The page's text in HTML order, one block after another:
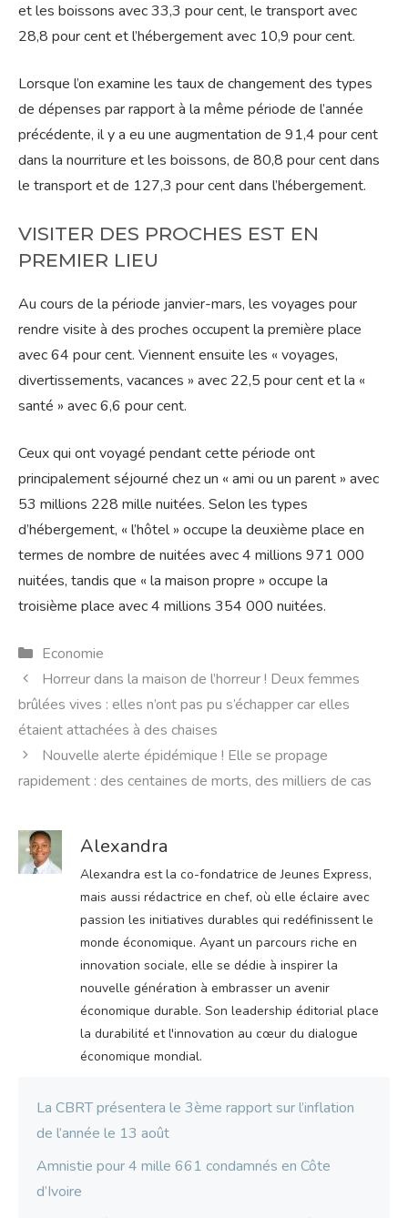
et les boissons avec 33,3 pour cent, le transport avec
28,8 pour cent et l’hébergement avec 10,9 pour cent.
Lorsque l’on examine les taux de changement des types
de dépenses par rapport à la même période de l’année
précédente, il y a eu une augmentation de 91,4 pour cent
dans la nourriture et les boissons, de 80,8 pour cent dans
le transport et de 127,3 pour cent dans l’hébergement.
VISITER DES PROCHES EST EN
PREMIER LIEU
Au cours de la période janvier-mars, les voyages pour
rendre visite à des proches occupent la première place
avec 64 pour cent. Viennent ensuite les « voyages,
divertissements, vacances » avec 22,5 pour cent et la «
santé » avec 6,6 pour cent.
Ceux qui ont voyagé pendant cette période ont
principalement séjourné chez un « ami ou un parent » avec
53 millions 228 mille nuitées. Selon les types
d’hébergement, « l’hôtel » occupe la deuxième place en
termes de nombre de nuitées avec 4 millions 971 000
nuitées, tandis que « la maison propre » occupe la
troisième place avec 4 millions 354 000 nuitées.
Catégories
Economie
Horreur dans la maison de l’horreur ! Deux femmes
brûlées vives : elles n’ont pas pu s’échapper car elles
étaient attachées à des chaises
Nouvelle alerte épidémique ! Elle se propage
rapidement : des centaines de morts, des milliers de cas
Alexandra
Alexandra est la co-fondatrice de Jeunes Express,
mais aussi rédactrice en chef, où elle éclaire avec
passion les initiatives durables qui redéfinissent le
monde économique. Ayant un parcours riche en
innovation sociale, elle se dédie à inspirer la
nouvelle génération à embrasser un avenir
économique durable. Son leadership éditorial place
la durabilité et l'innovation au cœur du dialogue
économique mondial.
La CBRT présentera le 3ème rapport sur l’inflation
de l’année le 13 août
Amnistie pour 4 mille 661 condamnés en Côte
d’Ivoire